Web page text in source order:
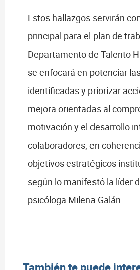
Estos hallazgos servirán
principal para el plan de
Departamento de Talento
se enfocará en potenciar
identificadas y priorizar
mejora orientadas al
motivación y el desarrollo
colaboradores, en
objetivos estratégicos
según lo manifestó la líder
psicóloga Milena Galán.